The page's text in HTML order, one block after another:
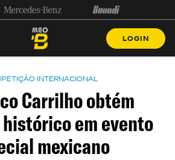
LOGIN
INTERNACIONAL
Carrilho obtém
em evento
mexicano